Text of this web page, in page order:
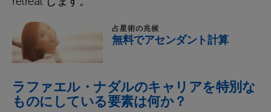
占星術の兆候
無料でアセンダント計算
ラファエル・ナダルのキャリアを特別な
ものにしている要素は何か？